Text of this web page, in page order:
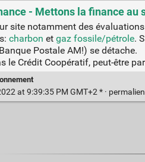
- Mettons la finance au
site notamment des
charbon et gaz fossile/pétrole.
Postale AM!) se détache.
le Crédit Coopératif, peut-être
at 9:39:35 PM GMT+2 * · permalien